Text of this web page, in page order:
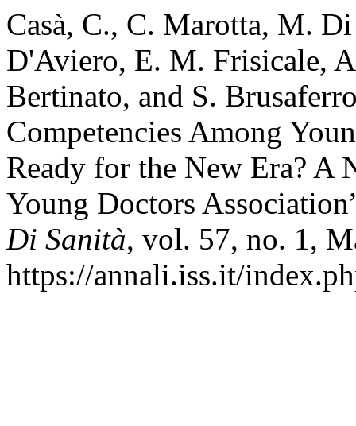
Casà, C., C. Marotta, M.
D'Aviero, E. M. Frisicale,
Bertinato, and S.
Competencies Among
Ready for the New Era? A
Young Doctors
Di Sanità, vol. 57, no. 1,
https://annali.iss.it/